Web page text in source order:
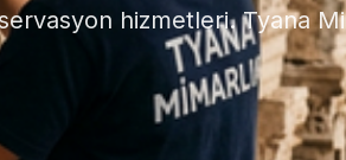
hizmetleri. Tyana